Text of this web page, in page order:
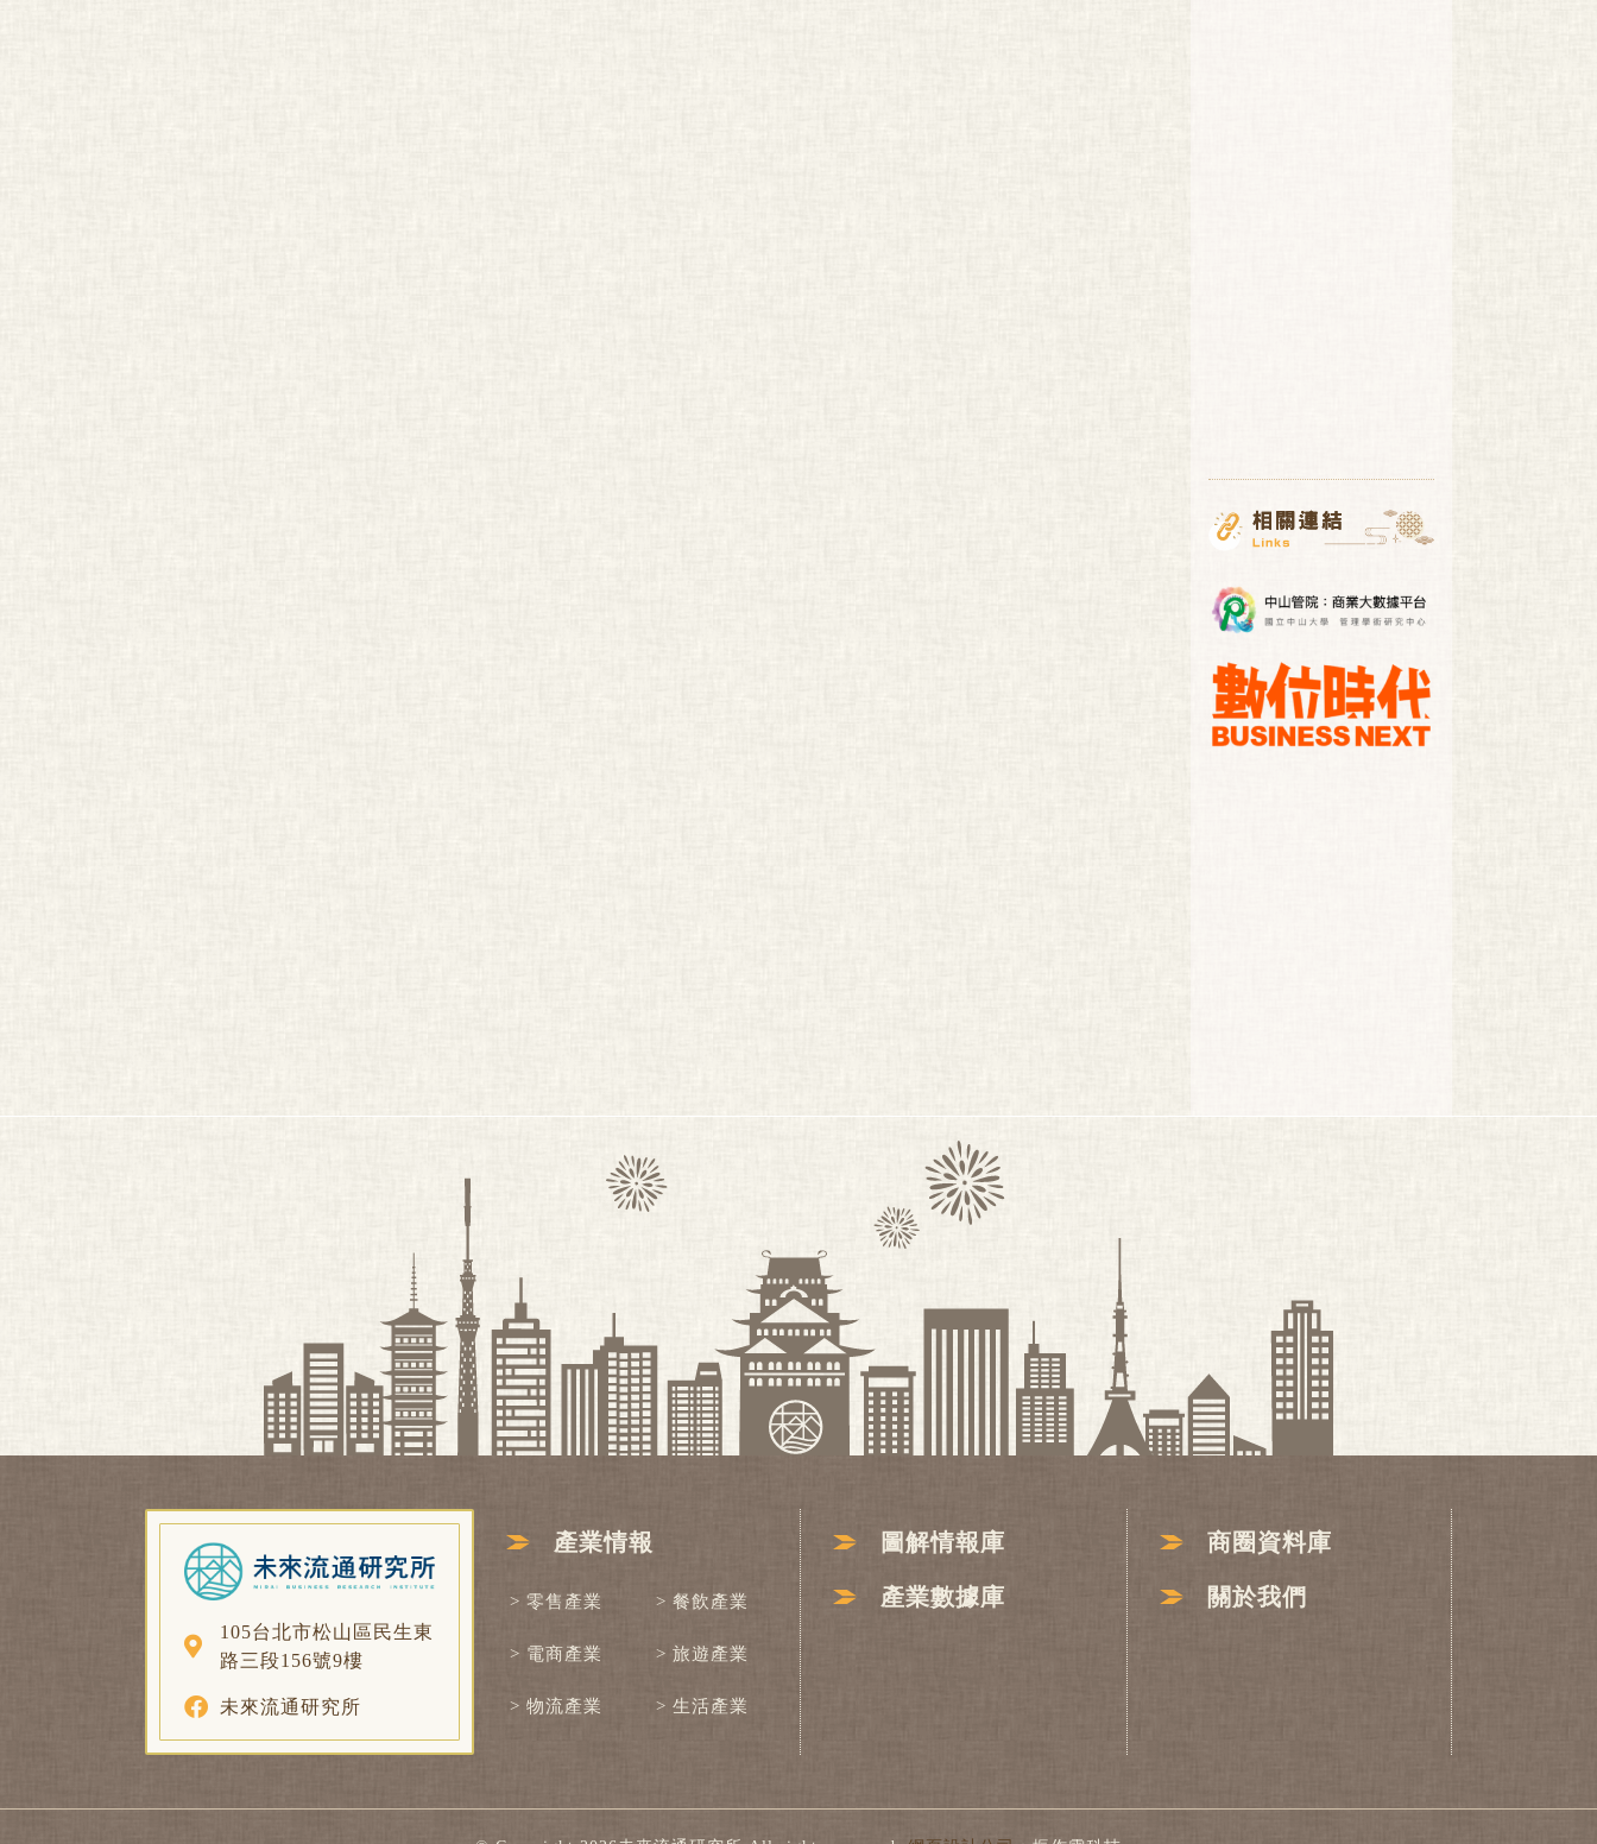
105台北市松山區民生東
路三段156號9樓
未來流通研究所
產業情報
> 零售產業
> 電商產業
> 物流產業
> 餐飲產業
> 旅遊產業
> 生活產業
圖解情報庫
產業數據庫
商圈資料庫
關於我們